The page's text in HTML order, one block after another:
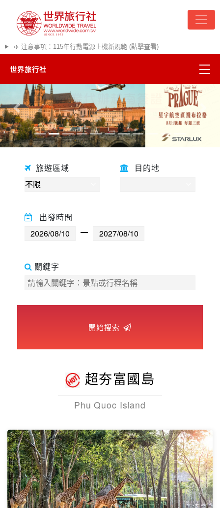
✈️ 注意事項：115年行動電源上機新規範 (點擊查看)
世界旅行社
精彩越南
熱門韓國
超夯日本
世界臻旅
歐洲之旅
往前 往後
旅遊區域 目的地
出發時間
關鍵字
開始搜索
超夯富國島
Phu Quoc Island